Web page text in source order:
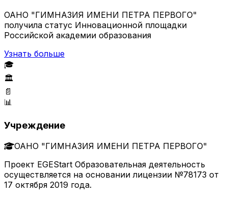
ОАНО "ГИМНАЗИЯ ИМЕНИ ПЕТРА ПЕРВОГО"
получила статус Инновационной площадки
Российской академии образования
Узнать больше
🎓
🏛️
📄
📊
Учреждение
ОАНО "ГИМНАЗИЯ ИМЕНИ ПЕТРА ПЕРВОГО"
Проект EGEStart Образовательная деятельность
осуществляется на основании лицензии №78173 от
17 октября 2019 года.